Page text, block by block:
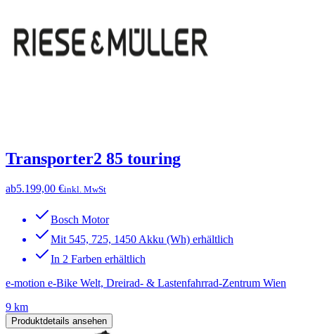
Transporter2 85 touring
ab5.199,00 €inkl. MwSt
Bosch Motor
Mit 545, 725, 1450 Akku (Wh) erhältlich
In 2 Farben erhältlich
e-motion e-Bike Welt, Dreirad- & Lastenfahrrad-Zentrum Wien
9 km
Produktdetails ansehen